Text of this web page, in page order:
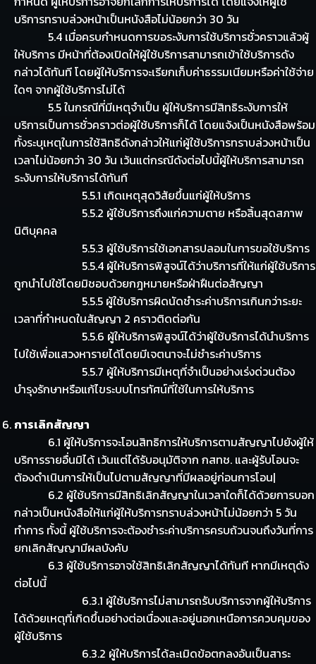
บริการทราบล่วงหน้าเป็นหนังสือไม่น้อยกว่า 30 วัน
5.4 เมื่อครบกำหนดการขอระงับการใช้บริการชั่วคราวแล้วผู้
ให้บริการ มีหน้าที่ต้องเปิดให้ผู้ใช้บริการสามารถเข้าใช้บริการดัง
กล่าวได้ทันที โดยผู้ให้บริการจะเรียกเก็บค่าธรรมเนียมหรือค่าใช้จ่าย
ใดๆ จากผู้ใช้บริการไม่ได้
5.5 ในกรณีที่มีเหตุจำเป็น ผู้ให้บริการมีสิทธิระงับการให้
บริการเป็นการชั่วคราวต่อผู้ใช้บริการก็ได้ โดยแจ้งเป็นหนังสือพร้อม
ทั้งระบุเหตุในการใช้สิทธิดังกล่าวให้แก่ผู้ใช้บริการทราบล่วงหน้าเป็น
เวลาไม่น้อยกว่า 30 วัน เว้นแต่กรณีดังต่อไปนี้ผู้ให้บริการสามารถ
ระงับการให้บริการได้ทันที
5.5.1 เกิดเหตุสุดวิสัยขึ้นแก่ผู้ให้บริการ
5.5.2 ผู้ใช้บริการถึงแก่ความตาย หรือสิ้นสุดสภาพ
นิติบุคคล
5.5.3 ผู้ใช้บริการใช้เอกสารปลอมในการขอใช้บริการ
5.5.4 ผู้ให้บริการพิสูจน์ได้ว่าบริการที่ให้แก่ผู้ใช้บริการ
ถูกนำไปใช้โดยมิชอบด้วยกฎหมายหรือฝ่าฝืนต่อสัญญา
5.5.5 ผู้ใช้บริการผิดนัดชำระค่าบริการเกินกว่าระยะ
เวลาที่กำหนดในสัญญา 2 คราวติดต่อกัน
5.5.6 ผู้ให้บริการพิสูจน์ได้ว่าผู้ใช้บริการได้นำบริการ
ไปใช้เพื่อแสวงหารายได้โดยมีเจตนาจะไม่ชำระค่าบริการ
5.5.7 ผู้ให้บริการมีเหตุที่จำเป็นอย่างเร่งด่วนต้อง
บำรุงรักษาหรือแก้ไขระบบโทรทัศน์ที่ใช้ในการให้บริการ
การเลิกสัญญา
6.1 ผู้ให้บริการจะโอนสิทธิการให้บริการตามสัญญาไปยังผู้ให้
บริการรายอื่นมิได้ เว้นแต่ได้รับอนุมัติจาก กสทช. และผู้รับโอนจะ
ต้องดำเนินการให้เป็นไปตามสัญญาที่มีผลอยู่ก่อนการโอน|
6.2 ผู้ใช้บริการมีสิทธิเลิกสัญญาในเวลาใดก็ได้ด้วยการบอก
กล่าวเป็นหนังสือให้แก่ผู้ให้บริการทราบล่วงหน้าไม่น้อยกว่า 5 วัน
ทำการ ทั้งนี้ ผู้ใช้บริการจะต้องชำระค่าบริการครบถ้วนจนถึงวันที่การ
ยกเลิกสัญญามีผลบังคับ
6.3 ผู้ใช้บริการอาจใช้สิทธิเลิกสัญญาได้ทันที หากมีเหตุดัง
ต่อไปนี้
6.3.1 ผู้ใช้บริการไม่สามารถรับบริการจากผู้ให้บริการ
ได้ด้วยเหตุที่เกิดขึ้นอย่างต่อเนื่องและอยู่นอกเหนือการควบคุมของ
ผู้ใช้บริการ
6.3.2 ผู้ให้บริการได้ละเมิดข้อตกลงอันเป็นสาระ